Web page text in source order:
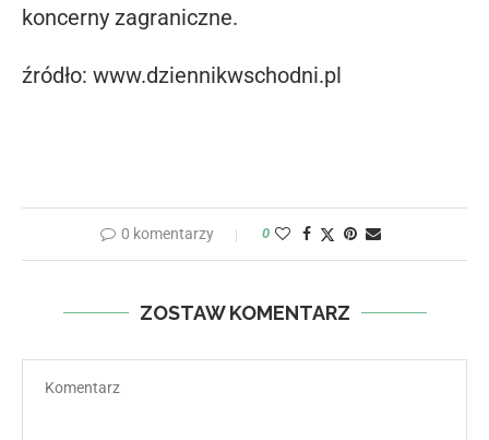
koncerny zagraniczne.
źródło: www.dziennikwschodni.pl
0 komentarzy 0
ZOSTAW KOMENTARZ